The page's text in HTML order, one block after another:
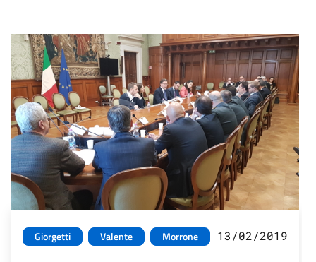
Giorgetti Valente Morrone 13/02/2019